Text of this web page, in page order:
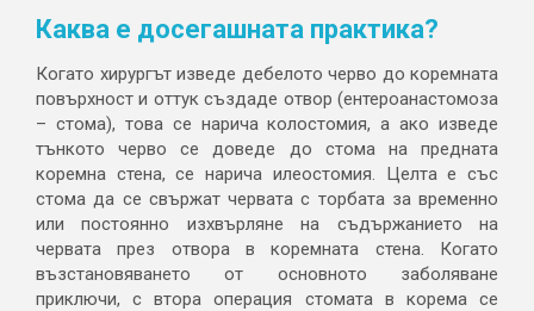
Каква е досегашната практика?
Когато хирургът изведе дебелото черво до коремната
повърхност и оттук създаде отвор (ентероанастомоза
– стома), това се нарича колостомия, а ако изведе
тънкото черво се доведе до стома на предната
коремна стена, се нарича илеостомия. Целта е със
стома да се свържат червата с торбата за временно
или постоянно изхвърляне на съдържанието на
червата през отвора в коремната стена. Когато
възстановяването от основното заболяване
приключи, с втора операция стомата в корема се